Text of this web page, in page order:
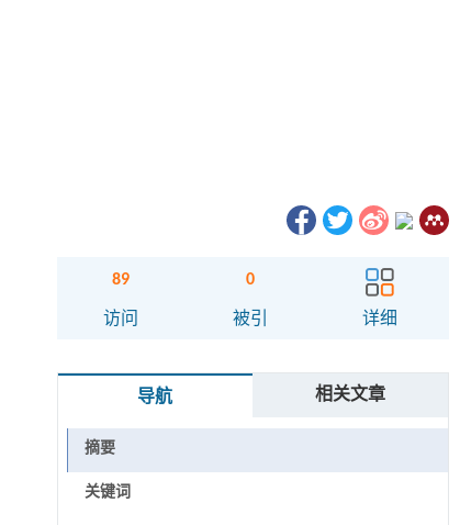
89
访问
0
被引 详细
导航 相关文章
摘要
关键词